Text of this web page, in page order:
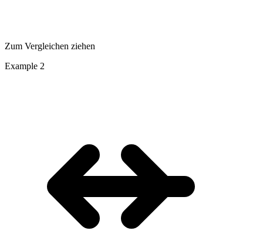
Zum Vergleichen ziehen
Example 2